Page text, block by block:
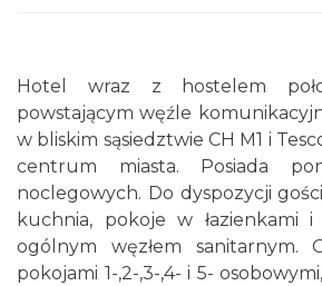
Hotel wraz z hostelem
powstającym węźle
w bliskim sąsiedztwie CH M1 i
centrum miasta. Posiada
noclegowych. Do dyspozycji
kuchnia, pokoje w łazienkami
ogólnym węzłem sanitarnym.
pokojami 1-,2-,3-,4- i 5-